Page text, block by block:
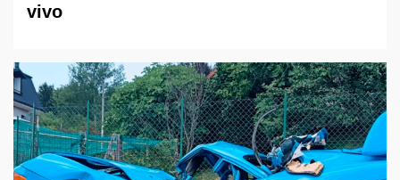
vivo